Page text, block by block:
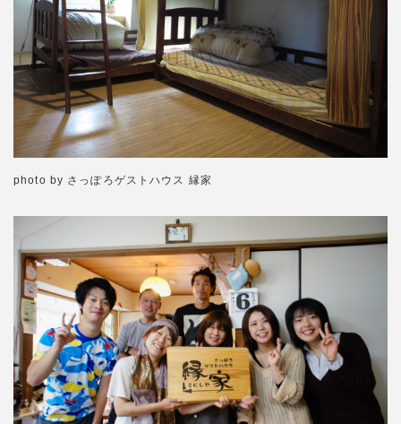
photo by さっぽろゲストハウス 縁家